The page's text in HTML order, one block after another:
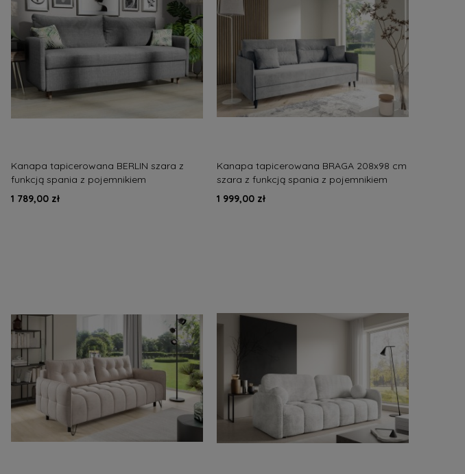
Kanapa tapicerowana BERLIN szara z
funkcją spania z pojemnikiem
1 789,00 zł
Kanapa tapicerowana BRAGA 208x98 cm
szara z funkcją spania z pojemnikiem
nowoczesna
1 999,00 zł